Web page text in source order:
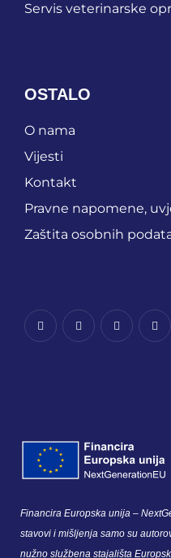
Servis veterinarske
OSTALO
O nama
Vijesti
Kontakt
Pravne napomene,
Zaštita osobnih
Financira Europska unija –
stavovi i mišljenja samo su
nužno službena stajališta